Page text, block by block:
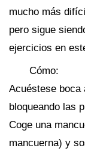
mucho más
pero sigue
ejercicios en
Cómo:
Acuéstese boca
bloqueando las
Coge una
mancuerna) y